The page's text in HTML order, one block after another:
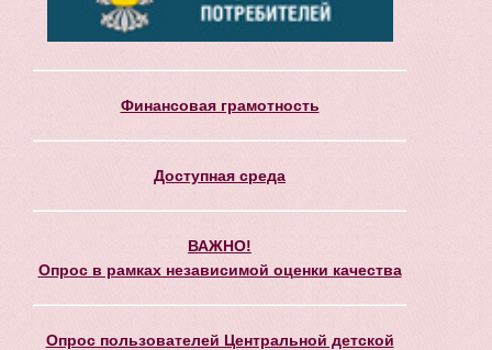
Финансовая грамотность
Доступная среда
ВАЖНО!
Опрос в рамках независимой оценки качества
Опрос пользователей Центральной детской